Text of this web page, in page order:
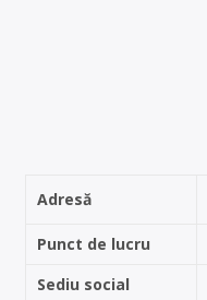
Adresă
Punct de lucru
Sediu social